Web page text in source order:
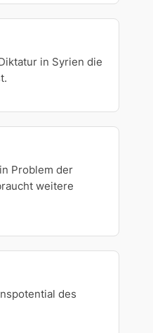
in Syrien die
Problem der
weitere
des